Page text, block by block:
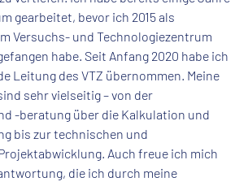
gearbeitet, bevor ich 2015 als
Versuchs- und Technologiezentrum
habe. Seit Anfang 2020 habe ich
Leitung des VTZ übernommen. Meine
sehr vielseitig – von der
-beratung über die Kalkulation und
bis zur technischen und
Auch freue ich mich
die ich durch meine